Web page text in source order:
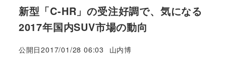
新型「C-HR」の受注好調で、気になる
2017年国内SUV市場の動向
公開日2017/01/28 06:03
著
山内博